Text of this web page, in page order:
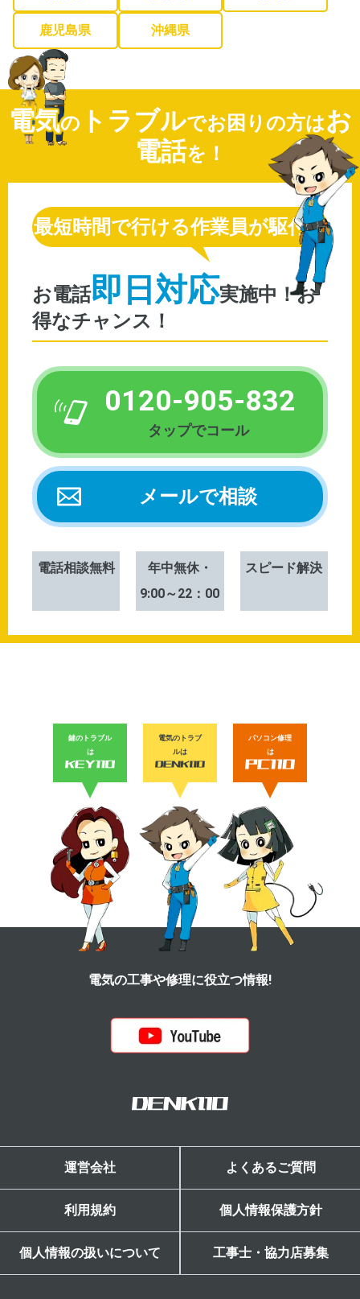
鹿児島県 沖縄県
電気の トラブルでお困りの方はお
電話を！
最短時間で行ける作業員が駆付け
お電話即日対応
0120-905-832
メールで相談
電話相談無料
年中無休・
9:00～22：00
スピード解決
鍵のトラブル
は
電気のトラブ
ルは
パソコン修理
は
電気の工事や修理に役立つ情報!
運営会社 よくあるご質問
利用規約 個人情報保護方針
個人情報の扱いについて 工事士・協力店募集